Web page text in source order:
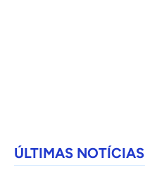
ÚLTIMAS NOTÍCIAS